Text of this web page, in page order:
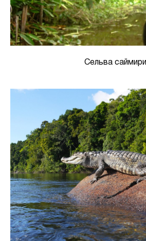
Сельва саймири